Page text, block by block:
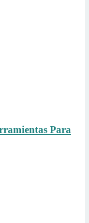
Para